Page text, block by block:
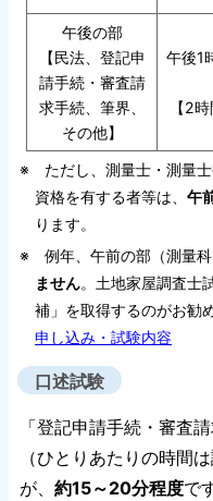
午後の部
【民法、登記申
請手続・審査請
求手続、筆界、
その他】
午後1
【2
※ ただし、測量士・測量士
資格を有する者等は、午
ります。
※ 例年、午前の部（測量科
ません。土地家屋調査士
補」を取得するのがお
申し込み・試験内容
口述試験
「登記申請手続・審査
（ひとりあたりの時間
が、 約15～20分程度で